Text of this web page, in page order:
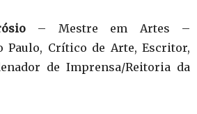
– Mestre em Artes –
Paulo, Crítico de Arte, Escritor,
de Imprensa/Reitoria da